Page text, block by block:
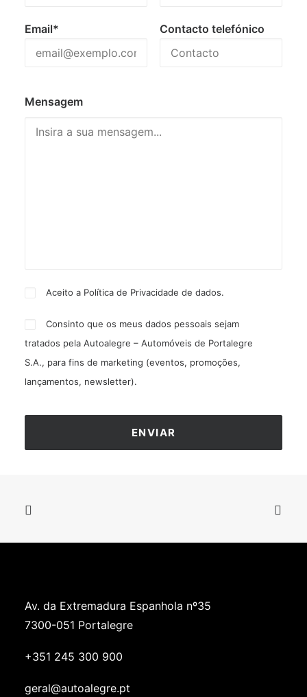
Email* Contacto telefónico
Mensagem
Aceito a Política de Privacidade de dados.
Consinto que os meus dados pessoais sejam
tratados pela Autoalegre – Automóveis de Portalegre
S.A., para fins de marketing (eventos, promoções,
lançamentos, newsletter).
Av. da Extremadura Espanhola nº35
7300-051 Portalegre
+351 245 300 900
geral@autoalegre.pt